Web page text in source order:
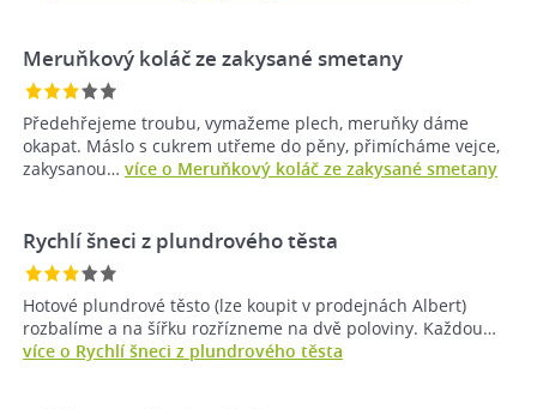
Meruňkový koláč ze zakysané smetany
Předehřejeme troubu, vymažeme plech, meruňky dáme
okapat. Máslo s cukrem utřeme do pěny, přimícháme vejce,
zakysanou… více o Meruňkový koláč ze zakysané smetany
Rychlí šneci z plundrového těsta
Hotové plundrové těsto (lze koupit v prodejnách Albert)
rozbalíme a na šířku rozřízneme na dvě poloviny. Každou…
více o Rychlí šneci z plundrového těsta